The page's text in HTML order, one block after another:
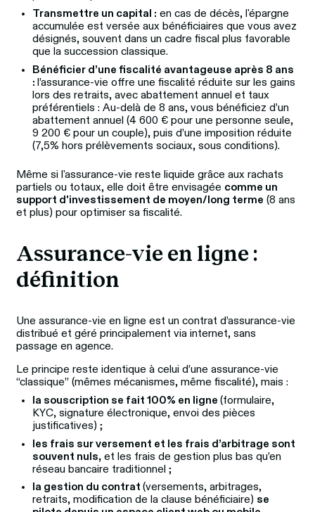
Transmettre un capital : en cas de décès, l'épargne
accumulée est versée aux bénéficiaires que vous avez
désignés, souvent dans un cadre fiscal plus favorable
que la succession classique.
Bénéficier d’une fiscalité avantageuse après 8 ans
: l’assurance‑vie offre une fiscalité réduite sur les gains
lors des retraits, avec abattement annuel et taux
préférentiels : Au-delà de 8 ans, vous bénéficiez d’un
abattement annuel (4 600 € pour une personne seule,
9 200 € pour un couple), puis d’une imposition réduite
(7,5% hors prélèvements sociaux, sous conditions).
Même si l'assurance‑vie reste liquide grâce aux rachats
partiels ou totaux, elle doit être envisagée comme un
support d'investissement de moyen/long terme (8 ans
et plus) pour optimiser sa fiscalité.
Assurance-vie en ligne :
définition
Une assurance‑vie en ligne est un contrat d’assurance‑vie
distribué et géré principalement via internet, sans
passage en agence.
Le principe reste identique à celui d’une assurance‑vie
“classique” (mêmes mécanismes, même fiscalité), mais :
la souscription se fait 100% en ligne(formulaire,
KYC, signature électronique, envoi des pièces
justificatives) ;
les frais sur versement et les frais d’arbitrage sont
souvent nuls, et les frais de gestion plus bas qu’en
réseau bancaire traditionnel ;
la gestion du contrat(versements, arbitrages,
retraits, modification de la clause bénéficiaire) se